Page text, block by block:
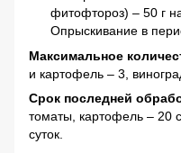
фитофтороз) – 50 г
Опрыскивание в
Максимальное
и картофель – 3,
Срок последней
томаты, картофель – 20
суток.